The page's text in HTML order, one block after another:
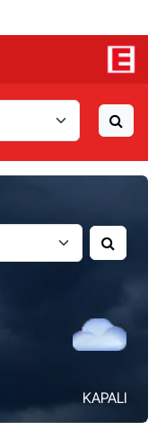
KAPALI